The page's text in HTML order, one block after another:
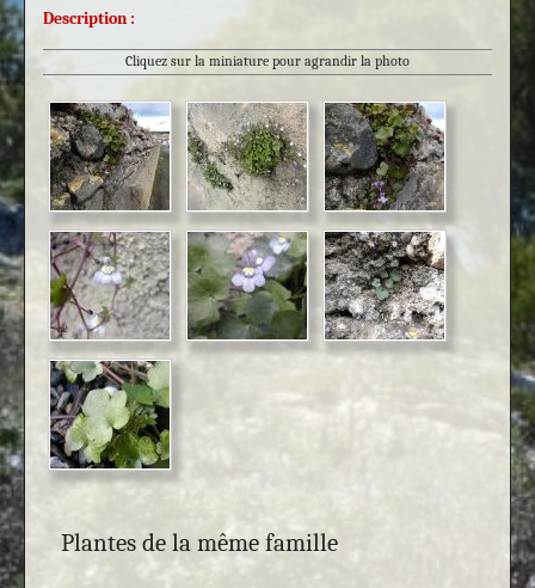
Description :
Cliquez sur la miniature pour agrandir la photo
Plantes de la même famille